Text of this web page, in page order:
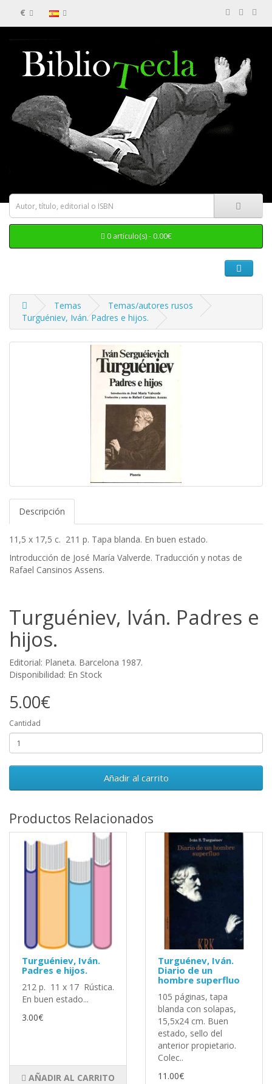
€
0 artículo(s) - 0.00€
Temas
Temas/autores rusos
Turguéniev, Iván. Padres e hijos.
Descripción
11,5 x 17,5 c. 211 p. Tapa blanda. En buen estado.
Introducción de José María Valverde. Traducción y notas de
Rafael Cansinos Assens.
Turguéniev, Iván. Padres e
hijos.
Editorial: Planeta. Barcelona 1987.
Disponibilidad: En Stock
5.00€
Cantidad
Añadir al carrito
Productos Relacionados
Turguéniev, Iván.
Padres e hijos.
212 p. 11 x 17 Rústica.
En buen estado...
3.00€
AÑADIR AL CARRITO
Turguénev, Iván.
Diario de un
hombre superfluo
105 páginas, tapa
blanda con solapas,
15,5x24 cm. Buen
estado, sello del
anterior propietario.
Colec..
11.00€